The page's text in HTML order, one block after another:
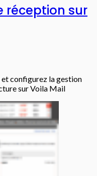
réception sur
et configurez la gestion
sur Voila Mail